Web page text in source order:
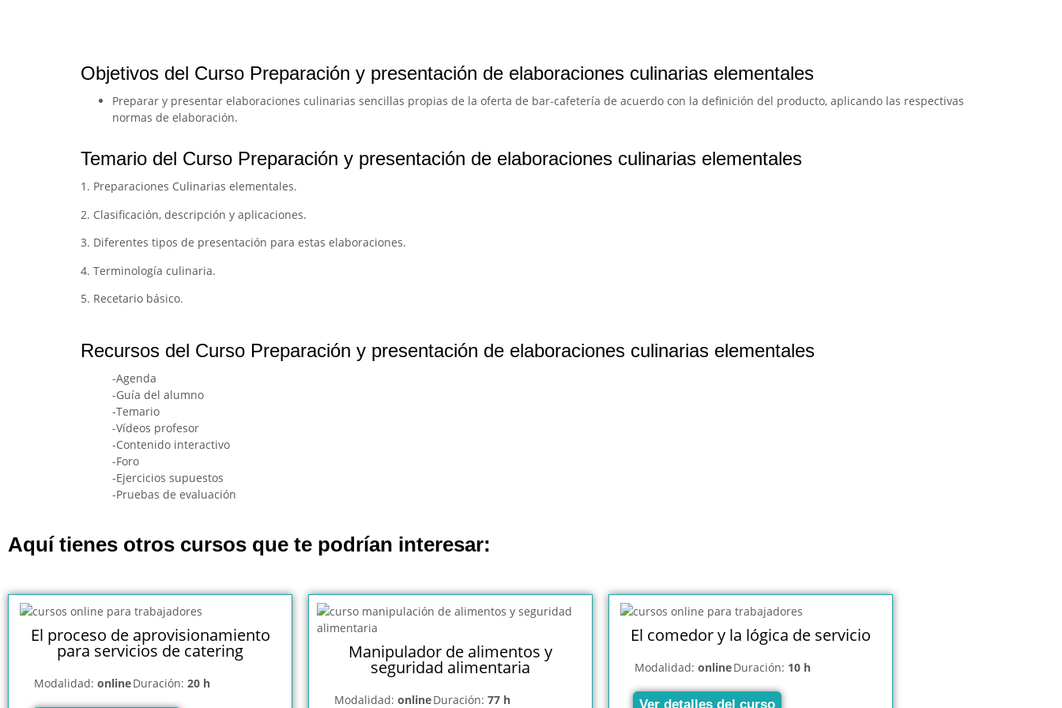
Objetivos del Curso Preparación y presentación de elaboraciones culinarias elementales
Preparar y presentar elaboraciones culinarias sencillas propias de la oferta de bar-cafetería de acuerdo con la definición del producto, aplicando las respectivas
normas de elaboración.
Temario del Curso Preparación y presentación de elaboraciones culinarias elementales
1. Preparaciones Culinarias elementales.
2. Clasificación, descripción y aplicaciones.
3. Diferentes tipos de presentación para estas elaboraciones.
4. Terminología culinaria.
5. Recetario básico.
Recursos del Curso Preparación y presentación de elaboraciones culinarias elementales
-Agenda
-Guía del alumno
-Temario
-Vídeos profesor
-Contenido interactivo
-Foro
-Ejercicios supuestos
-Pruebas de evaluación
Aquí tienes otros cursos que te podrían interesar:
El proceso de aprovisionamiento
para servicios de catering
Modalidad: onlineDuración: 20 h
Manipulador de alimentos y
seguridad alimentaria
Modalidad: onlineDuración: 77 h
El comedor y la lógica de servicio
Modalidad: onlineDuración: 10 h
Ver detalles del curso